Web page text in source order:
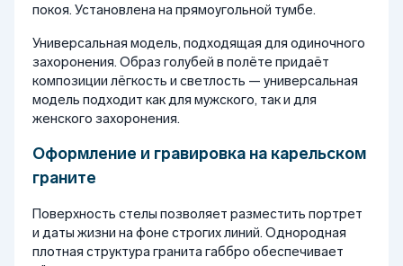
покоя. Установлена на прямоугольной тумбе.
Универсальная модель, подходящая для одиночного
захоронения. Образ голубей в полёте придаёт
композиции лёгкость и светлость — универсальная
модель подходит как для мужского, так и для
женского захоронения.
Оформление и гравировка на карельском
граните
Поверхность стелы позволяет разместить портрет
и даты жизни на фоне строгих линий. Однородная
плотная структура гранита габбро обеспечивает